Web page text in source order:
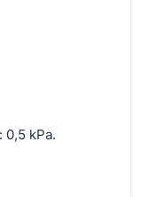
0,5 kPa.